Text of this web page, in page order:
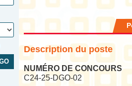
Description du poste
NUMÉRO DE CONCOURS
C24-25-DGO-02